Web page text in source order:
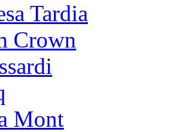
Tardia
Crown
Mont